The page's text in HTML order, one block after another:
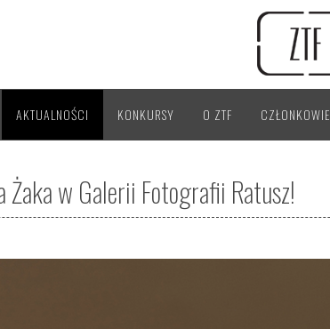
AKTUALNOŚCI KONKURSY O ZTF CZŁONKOWIE
Żaka w Galerii Fotografii Ratusz!